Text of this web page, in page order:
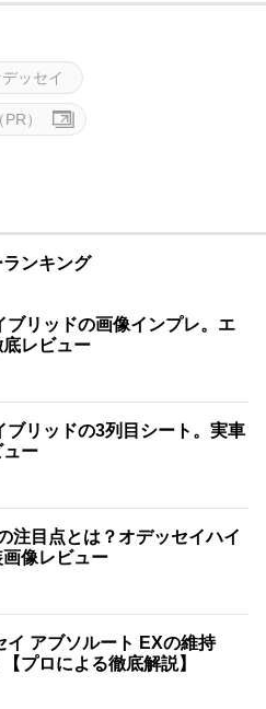
ッセイ
）
ンキング
ブリッドの画像インプレ。エ
レビュー
ブリッドの3列目シート。実車
ー
注目点とは？オデッセイハイ
像レビュー
イ アブソルート EXの維持
プロによる徹底解説】